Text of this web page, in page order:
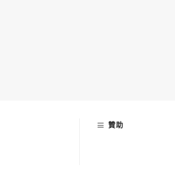
贊助